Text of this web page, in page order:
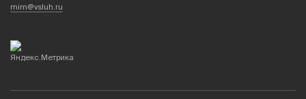
mim@vsluh.ru